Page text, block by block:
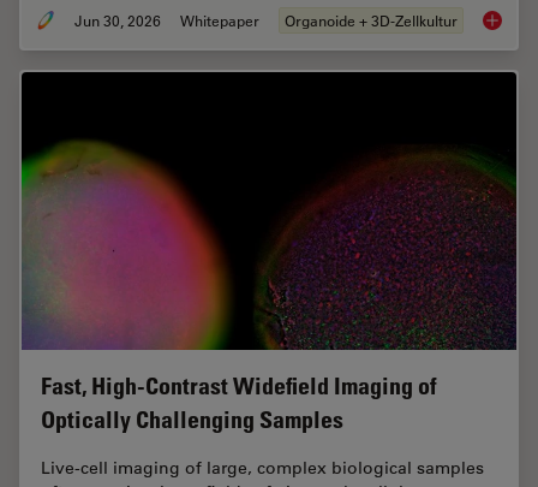
Jun 30, 2026 Whitepaper Organoide + 3D-Zellkultur
Fast, High-Contrast Widefield Imaging of
Optically Challenging Samples
Live‑cell imaging of large, complex biological samples